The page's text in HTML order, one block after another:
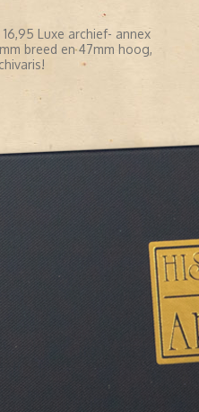
16,95 Luxe archief- annex
breed en 47mm hoog,